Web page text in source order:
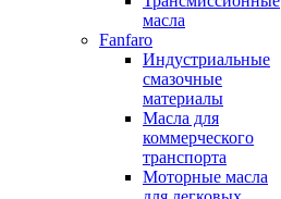
масла
Fanfaro
Индустриальные
смазочные
материалы
Масла для
коммерческого
транспорта
Моторные масла